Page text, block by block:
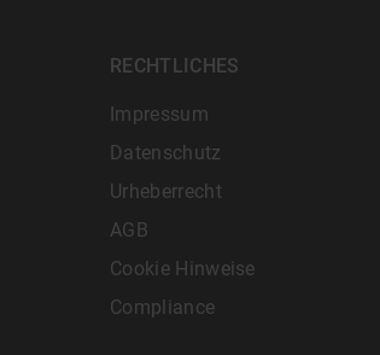
RECHTLICHES
Impressum
Datenschutz
Urheberrecht
AGB
Cookie Hinweise
Compliance